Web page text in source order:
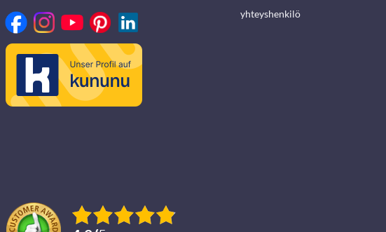
yhteyshenkilö